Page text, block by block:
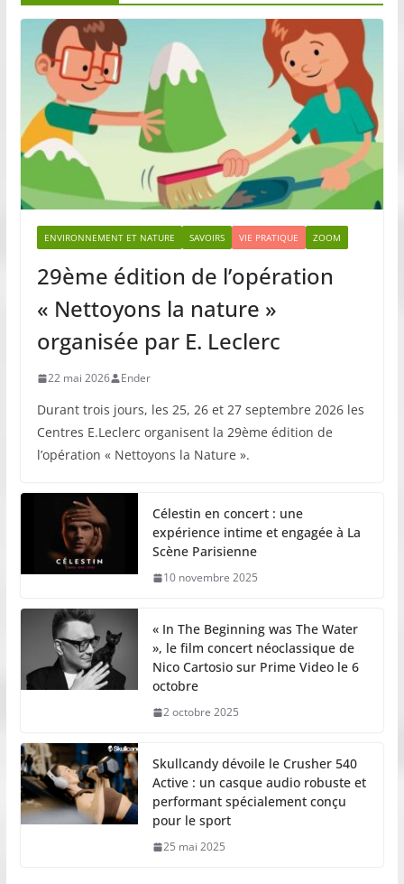
ENVIRONNEMENT ET NATURE SAVOIRS VIE PRATIQUE ZOOM
29ème édition de l’opération
« Nettoyons la nature »
organisée par E. Leclerc
22 mai 2026 Ender
Durant trois jours, les 25, 26 et 27 septembre 2026 les
Centres E.Leclerc organisent la 29ème édition de
l’opération « Nettoyons la Nature ».
Célestin en concert : une
expérience intime et engagée à La
Scène Parisienne
10 novembre 2025
« In The Beginning was The Water
», le film concert néoclassique de
Nico Cartosio sur Prime Video le 6
octobre
2 octobre 2025
Skullcandy dévoile le Crusher 540
Active : un casque audio robuste et
performant spécialement conçu
pour le sport
25 mai 2025